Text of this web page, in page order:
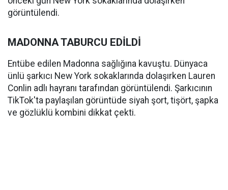
görüntülendi.
MADONNA TABURCU EDİLDİ
Entübe edilen Madonna sağlığına kavuştu. Dünyaca
ünlü şarkıcı New York sokaklarında dolaşırken Lauren
Conlin adlı hayranı tarafından görüntülendi. Şarkıcının
TikTok'ta paylaşılan görüntüde siyah şort, tişört, şapka
ve gözlüklü kombini dikkat çekti.